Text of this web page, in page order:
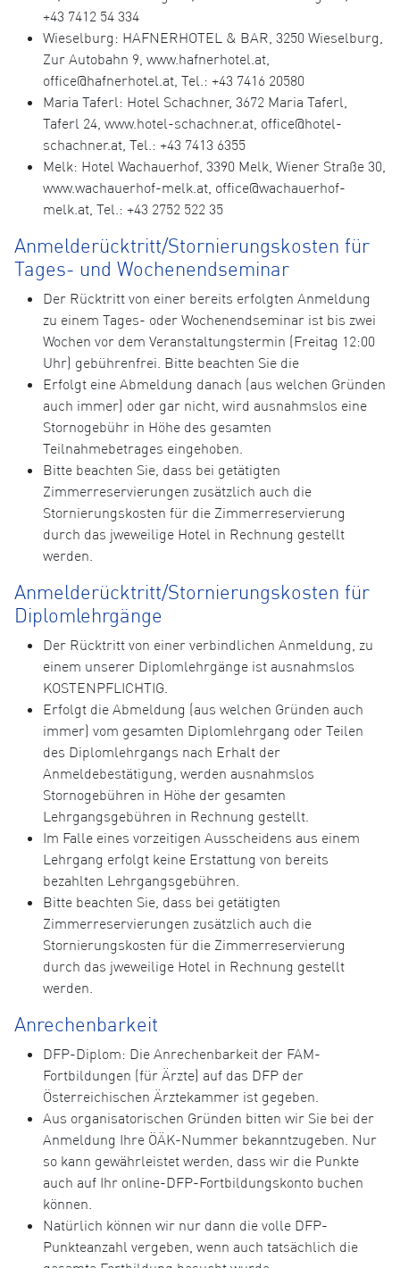
+43 7412 54 334
Wieselburg: HAFNERHOTEL & BAR, 3250 Wieselburg,
Zur Autobahn 9, www.hafnerhotel.at,
office@hafnerhotel.at, Tel.: +43 7416 20580
Maria Taferl: Hotel Schachner, 3672 Maria Taferl,
Taferl 24, www.hotel-schachner.at, office@hotel-
schachner.at, Tel.: +43 7413 6355
Melk: Hotel Wachauerhof, 3390 Melk, Wiener Straße 30,
www.wachauerhof-melk.at, office@wachauerhof-
melk.at, Tel.: +43 2752 522 35
Anmelderücktritt/Stornierungskosten für
Tages- und Wochenendseminar
Der Rücktritt von einer bereits erfolgten Anmeldung
zu einem Tages- oder Wochenendseminar ist bis zwei
Wochen vor dem Veranstaltungstermin (Freitag 12:00
Uhr) gebührenfrei. Bitte beachten Sie die
Erfolgt eine Abmeldung danach (aus welchen Gründen
auch immer) oder gar nicht, wird ausnahmslos eine
Stornogebühr in Höhe des gesamten
Teilnahmebetrages eingehoben.
Bitte beachten Sie, dass bei getätigten
Zimmerreservierungen zusätzlich auch die
Stornierungskosten für die Zimmerreservierung
durch das jweweilige Hotel in Rechnung gestellt
werden.
Anmelderücktritt/Stornierungskosten für
Diplomlehrgänge
Der Rücktritt von einer verbindlichen Anmeldung, zu
einem unserer Diplomlehrgänge ist ausnahmslos
KOSTENPFLICHTIG.
Erfolgt die Abmeldung (aus welchen Gründen auch
immer) vom gesamten Diplomlehrgang oder Teilen
des Diplomlehrgangs nach Erhalt der
Anmeldebestätigung, werden ausnahmslos
Stornogebühren in Höhe der gesamten
Lehrgangsgebühren in Rechnung gestellt.
Im Falle eines vorzeitigen Ausscheidens aus einem
Lehrgang erfolgt keine Erstattung von bereits
bezahlten Lehrgangsgebühren.
Bitte beachten Sie, dass bei getätigten
Zimmerreservierungen zusätzlich auch die
Stornierungskosten für die Zimmerreservierung
durch das jweweilige Hotel in Rechnung gestellt
werden.
Anrechenbarkeit
DFP-Diplom: Die Anrechenbarkeit der FAM-
Fortbildungen (für Ärzte) auf das DFP der
Österreichischen Ärztekammer ist gegeben.
Aus organisatorischen Gründen bitten wir Sie bei der
Anmeldung Ihre ÖÄK-Nummer bekanntzugeben. Nur
so kann gewährleistet werden, dass wir die Punkte
auch auf Ihr online-DFP-Fortbildungskonto buchen
können.
Natürlich können wir nur dann die volle DFP-
Punkteanzahl vergeben, wenn auch tatsächlich die